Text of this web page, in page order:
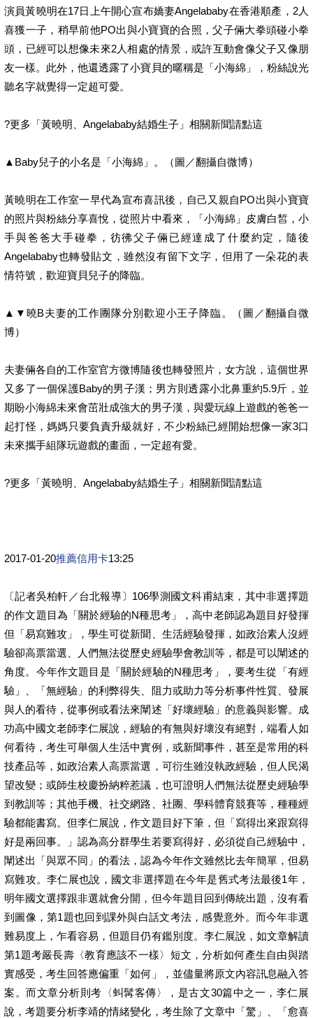
演員黃曉明在17日上午開心宣布嬌妻Angelababy在香港順產，2人
喜獲一子，稍早前他PO出與小寶寶的合照，父子倆大拳頭碰小拳
頭，已經可以想像未來2人相處的情景，或許互動會像父子又像朋
友一樣。此外，他還透露了小寶貝的暱稱是「小海綿」，粉絲說光
聽名字就覺得一定超可愛。
?更多「黃曉明、Angelababy結婚生子」相關新聞請點這
▲Baby兒子的小名是「小海綿」。（圖／翻攝自微博）
黃曉明在工作室一早代為宣布喜訊後，自己又親自PO出與小寶寶
的照片與粉絲分享喜悅，從照片中看來，「小海綿」皮膚白皙，小
手與爸爸大手碰拳，彷彿父子倆已經達成了什麼約定，隨後
Angelababy也轉發貼文，雖然沒有留下文字，但用了一朵花的表
情符號，歡迎寶貝兒子的降臨。
▲▼曉B夫妻的工作團隊分別歡迎小王子降臨。（圖／翻攝自微
博）
夫妻倆各自的工作室官方微博隨後也轉發照片，女方說，這個世界
又多了一個保護Baby的男子漢；男方則透露小北鼻重約5.9斤，並
期盼小海綿未來會茁壯成強大的男子漢，與愛玩線上遊戲的爸爸一
起打怪，媽媽只要負責升級就好，不少粉絲已經開始想像一家3口
未來攜手組隊玩遊戲的畫面，一定超有愛。
?更多「黃曉明、Angelababy結婚生子」相關新聞請點這
2017-01-20推薦信用卡13:25
〔記者吳柏軒／台北報導〕106學測國文科甫結束，其中非選擇題
的作文題目為「關於經驗的N種思考」，高中老師認為題目好發揮
但「易寫難攻」，學生可從新聞、生活經驗發揮，如政治素人沒經
驗卻高票當選、人們無法從歷史經驗學會教訓等，都是可以闡述的
角度。今年作文題目是「關於經驗的N種思考」，要考生從「有經
驗」、「無經驗」的利弊得失、阻力或助力等分析事件性質、發展
與人的看待，從事例或看法來闡述「好壞經驗」的意義與影響。成
功高中國文老師李仁展說，經驗的有無與好壞沒有絕對，端看人如
何看待，考生可舉個人生活中實例，或新聞事件，甚至是常用的科
技產品等，如政治素人高票當選，可衍生雖沒執政經驗，但人民渴
望改變；或師生校慶扮納粹惹議，也可證明人們無法從歷史經驗學
到教訓等；其他手機、社交網路、社團、學科體育競賽等，種種經
驗都能書寫。但李仁展說，作文題目好下筆，但「寫得出來跟寫得
好是兩回事。」認為高分群學生若要寫得好，必須從自己經驗中，
闡述出「與眾不同」的看法，認為今年作文雖然比去年簡單，但易
寫難攻。李仁展也說，國文非選擇題在今年是舊式考法最後1年，
明年國文選擇跟非選就會分開，但今年題目回到傳統出題，沒有看
到圖像，第1題也回到課外與白話文考法，感覺意外。而今年非選
難易度上，乍看容易，但題目仍有鑑別度。李仁展說，如文章解讀
第1題考嚴長壽〈教育應該不一樣〉短文，分析如何產生自由與踏
實感受，考生回答應偏重「如何」，並儘量將原文內容訊息融入答
案。而文章分析則考〈虯髯客傳〉，是古文30篇中之一，李仁展
說，考題要分析李靖的情緒變化，考生除了文章中「驚」、「愈喜